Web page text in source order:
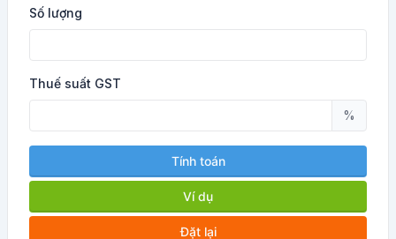
Số lượng
Thuế suất GST
%
Tính toán
Ví dụ
Đặt lại